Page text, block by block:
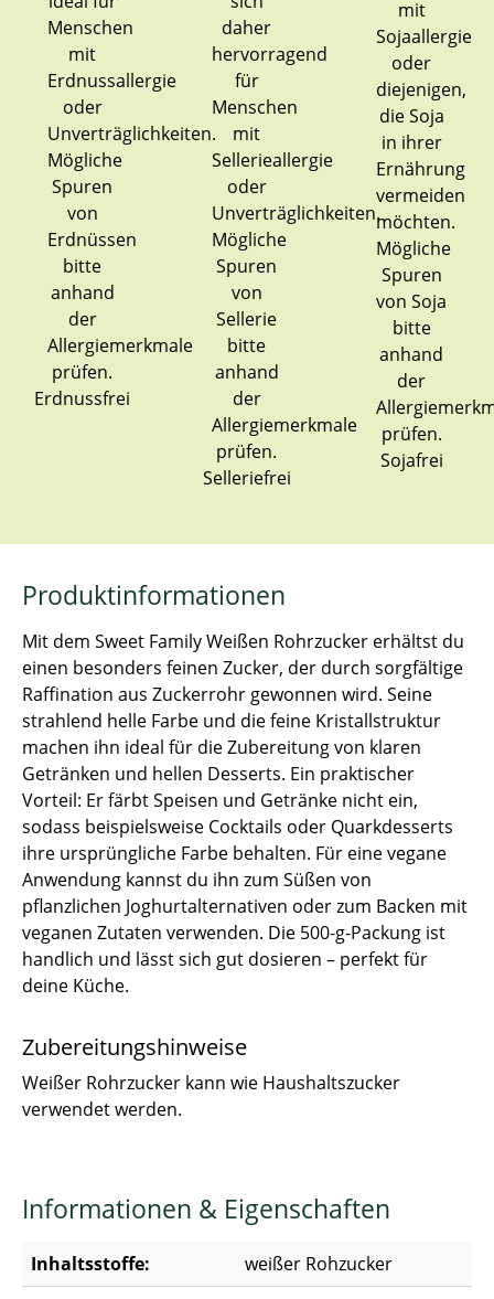
Erdnussfrei
Selleriefrei
Sojafrei
Produktinformationen
Mit dem Sweet Family Weißen Rohrzucker erhältst du
einen besonders feinen Zucker, der durch sorgfältige
Raffination aus Zuckerrohr gewonnen wird. Seine
strahlend helle Farbe und die feine Kristallstruktur
machen ihn ideal für die Zubereitung von klaren
Getränken und hellen Desserts. Ein praktischer
Vorteil: Er färbt Speisen und Getränke nicht ein,
sodass beispielsweise Cocktails oder Quarkdesserts
ihre ursprüngliche Farbe behalten. Für eine vegane
Anwendung kannst du ihn zum Süßen von
pflanzlichen Joghurtalternativen oder zum Backen mit
veganen Zutaten verwenden. Die 500-g-Packung ist
handlich und lässt sich gut dosieren – perfekt für
deine Küche.
Zubereitungshinweise
Weißer Rohrzucker kann wie Haushaltszucker
verwendet werden.
Informationen & Eigenschaften
Inhaltsstoffe:
weißer Rohzucker